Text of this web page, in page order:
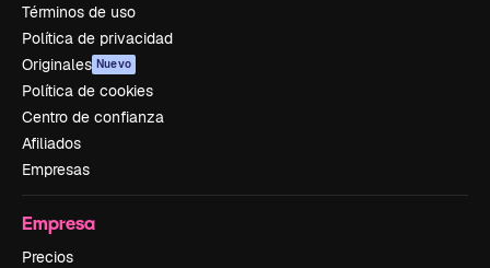
Términos de uso
Política de privacidad
Originales Nuevo
Política de cookies
Centro de confianza
Afiliados
Empresas
Empresa
Precios